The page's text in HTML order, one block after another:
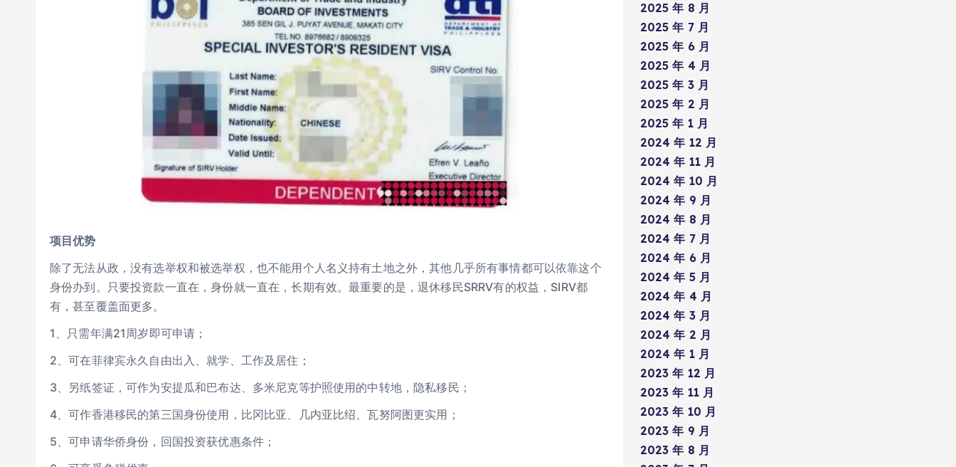
项目优势
除了无法从政，没有选举权和被选举权，也不能用个人名义持有土地之外，其他几乎所有事情都可以依靠这个
身份办到。只要投资款一直在，身份就一直在，长期有效。最重要的是，退休移民SRRV有的权益，SIRV都
有，甚至覆盖面更多。
1、只需年满21周岁即可申请；
2、可在菲律宾永久自由出入、就学、工作及居住；
3、另纸签证，可作为安提瓜和巴布达、多米尼克等护照使用的中转地，隐私移民；
4、可作香港移民的第三国身份使用，比冈比亚、几内亚比绍、瓦努阿图更实用；
5、可申请华侨身份，回国投资获优惠条件；
2025 年 8 月
2025 年 7 月
2025 年 6 月
2025 年 4 月
2025 年 3 月
2025 年 2 月
2025 年 1 月
2024 年 12 月
2024 年 11 月
2024 年 10 月
2024 年 9 月
2024 年 8 月
2024 年 7 月
2024 年 6 月
2024 年 5 月
2024 年 4 月
2024 年 3 月
2024 年 2 月
2024 年 1 月
2023 年 12 月
2023 年 11 月
2023 年 10 月
2023 年 9 月
2023 年 8 月